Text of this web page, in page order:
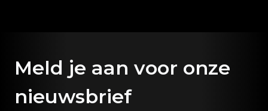
Meld je aan voor onze
nieuwsbrief